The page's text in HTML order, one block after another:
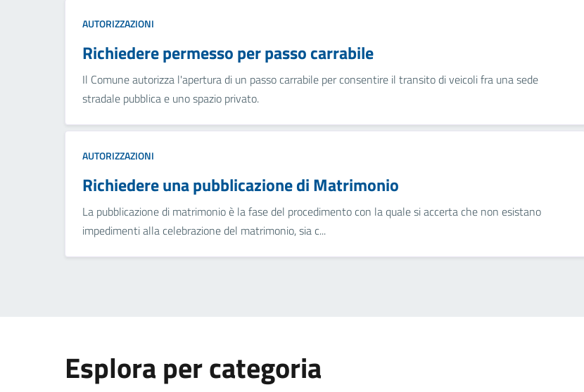
AUTORIZZAZIONI
Richiedere permesso per passo carrabile
Il Comune autorizza l'apertura di un passo carrabile per consentire il transito di veicoli fra una sede
stradale pubblica e uno spazio privato.
AUTORIZZAZIONI
Richiedere una pubblicazione di Matrimonio
La pubblicazione di matrimonio è la fase del procedimento con la quale si accerta che non esistano
impedimenti alla celebrazione del matrimonio, sia c...
Esplora per categoria